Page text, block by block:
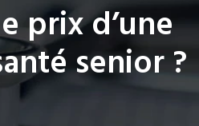
prix d’une
senior ?